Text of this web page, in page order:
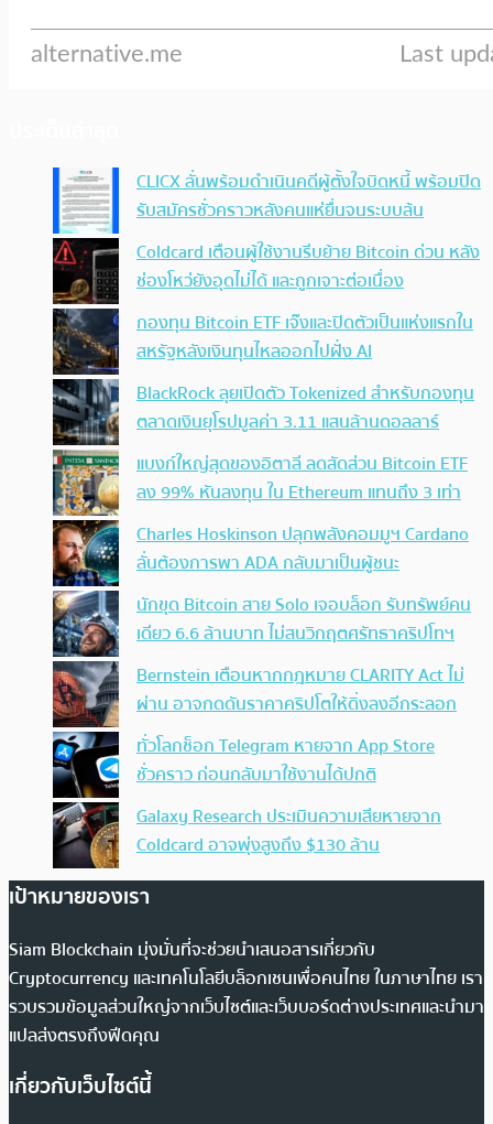
CLICX ลั่นพร้อมดำเนินคดีผู้ตั้งใจบิดหนี้ พร้อมปิด
รับสมัครชั่วคราวหลังคนแห่ยื่นจนระบบล้น
Coldcard เตือนผู้ใช้งานรีบย้าย Bitcoin ด่วน หลัง
ช่องโหว่ยังอุดไม่ได้ และถูกเจาะต่อเนื่อง
กองทุน Bitcoin ETF เจ๊งและปิดตัวเป็นแห่งแรกใน
สหรัฐหลังเงินทุนไหลออกไปฝั่ง AI
BlackRock ลุยเปิดตัว Tokenized สำหรับกองทุน
ตลาดเงินยุโรปมูลค่า 3.11 แสนล้านดอลลาร์
แบงก์ใหญ่สุดของอิตาลี ลดสัดส่วน Bitcoin ETF
ลง 99% หันลงทุน ใน Ethereum แทนถึง 3 เท่า
Charles Hoskinson ปลุกพลังคอมมูฯ Cardano
ลั่นต้องการพา ADA กลับมาเป็นผู้ชนะ
นักขุด Bitcoin สาย Solo เจอบล็อก รับทรัพย์คน
เดียว 6.6 ล้านบาท ไม่สนวิกฤตศรัทธาคริปโทฯ
Bernstein เตือนหากกฎหมาย CLARITY Act ไม่
ผ่าน อาจกดดันราคาคริปโตให้ดิ่งลงอีกระลอก
ทั่วโลกช็อก Telegram หายจาก App Store
ชั่วคราว ก่อนกลับมาใช้งานได้ปกติ
Galaxy Research ประเมินความเสียหายจาก
Coldcard อาจพุ่งสูงถึง $130 ล้าน
เป้าหมายของเรา
Siam Blockchain มุ่งมั่นที่จะช่วยนำเสนอสารเกี่ยวกับ
Cryptocurrency และเทคโนโลยีบล็อกเชนเพื่อคนไทย ในภาษาไทย เรา
รวบรวมข้อมูลส่วนใหญ่จากเว็บไซต์และเว็บบอร์ดต่างประเทศและนำมา
แปลส่งตรงถึงฟีดคุณ
เกี่ยวกับเว็บไซต์นี้